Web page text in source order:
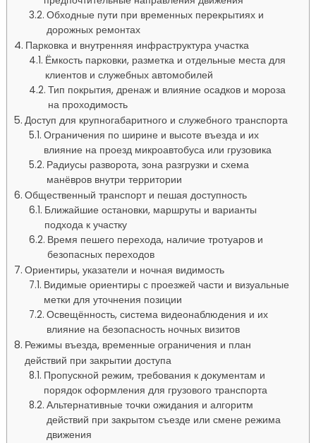
Обходные пути при временных перекрытиях и
дорожных ремонтах
Парковка и внутренняя инфраструктура участка
Ёмкость парковки, разметка и отдельные места для
клиентов и служебных автомобилей
Тип покрытия, дренаж и влияние осадков и мороза
на проходимость
Доступ для крупногабаритного и служебного транспорта
Ограничения по ширине и высоте въезда и их
влияние на проезд микроавтобуса или грузовика
Радиусы разворота, зона разгрузки и схема
манёвров внутри территории
Общественный транспорт и пешая доступность
Ближайшие остановки, маршруты и варианты
подхода к участку
Время пешего перехода, наличие тротуаров и
безопасных переходов
Ориентиры, указатели и ночная видимость
Видимые ориентиры с проезжей части и визуальные
метки для уточнения позиции
Освещённость, система видеонаблюдения и их
влияние на безопасность ночных визитов
Режимы въезда, временные ограничения и план
действий при закрытии доступа
Пропускной режим, требования к документам и
порядок оформления для грузового транспорта
Альтернативные точки ожидания и алгоритм
действий при закрытом съезде или смене режима
движения